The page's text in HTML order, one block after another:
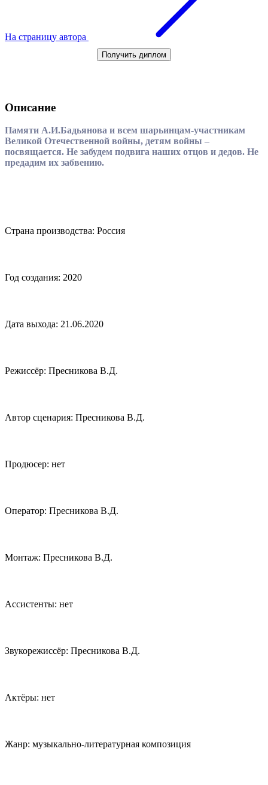
На страницу автора
Получить диплом
Описание
Памяти А.И.Бадьянова и всем шарьинцам-участникам
Великой Отечественной войны, детям войны –
посвящается. Не забудем подвига наших отцов и дедов. Не
предадим их забвению.
Страна производства: Россия
Год создания: 2020
Дата выхода: 21.06.2020
Режиссёр: Пресникова В.Д.
Автор сценария: Пресникова В.Д.
Продюсер: нет
Оператор: Пресникова В.Д.
Монтаж: Пресникова В.Д.
Ассистенты: нет
Звукорежиссёр: Пресникова В.Д.
Актёры: нет
Жанр: музыкально-литературная композиция